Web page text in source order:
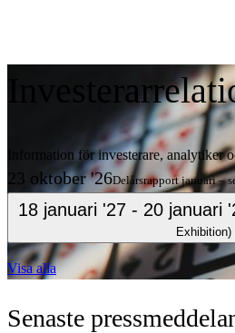
Information för investerare, analytiker
23 oktober '26Delårsrapport januari –
18 januari '27- 20 januari
Exhibition)
Visa alla
Senaste